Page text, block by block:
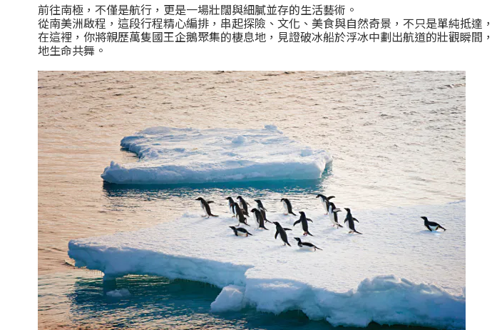
前往南極，不僅是航行，更是一場壯闊與細膩並存的生活藝術。
從南美洲啟程，這段行程精心編排，串起探險、文化、美食與自然奇景，不只是單純抵達
在這裡，你將親歷萬隻國王企鵝聚集的棲息地，見證破冰船於浮冰中劃出航道的壯觀瞬
地生命共舞。